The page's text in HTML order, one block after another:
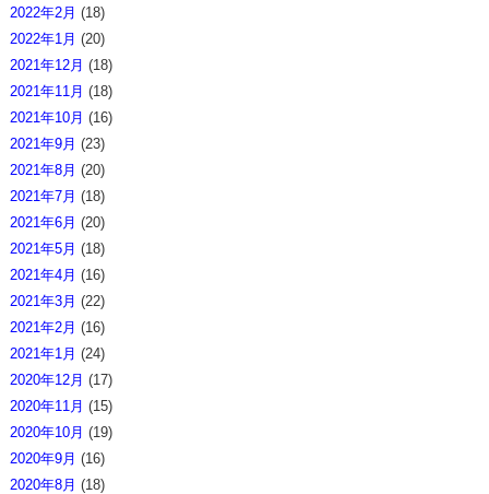
2022年2月 (18)
2022年1月 (20)
2021年12月 (18)
2021年11月 (18)
2021年10月 (16)
2021年9月 (23)
2021年8月 (20)
2021年7月 (18)
2021年6月 (20)
2021年5月 (18)
2021年4月 (16)
2021年3月 (22)
2021年2月 (16)
2021年1月 (24)
2020年12月 (17)
2020年11月 (15)
2020年10月 (19)
2020年9月 (16)
2020年8月 (18)